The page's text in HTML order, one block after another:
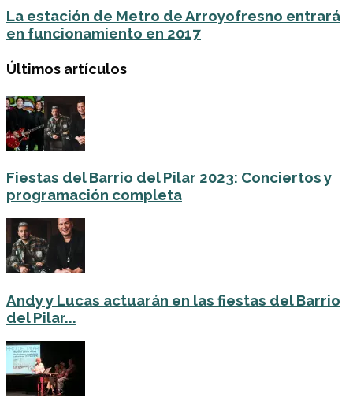
La estación de Metro de Arroyofresno entrará
en funcionamiento en 2017
Últimos artículos
Fiestas del Barrio del Pilar 2023: Conciertos y
programación completa
Andy y Lucas actuarán en las fiestas del Barrio
del Pilar...